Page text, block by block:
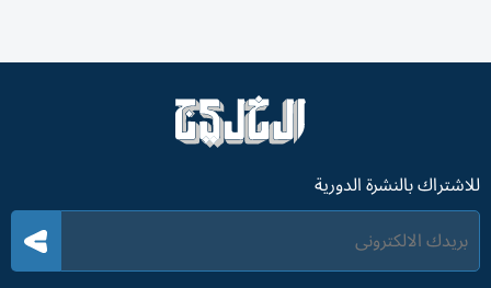
للاشتراك بالنشرة الدورية